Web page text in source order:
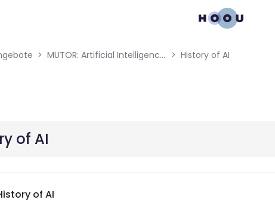
MUTOR: Artificial Intelligence for Music and Multimedia History of AI
of AI
of AI